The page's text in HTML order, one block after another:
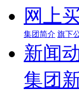
网上
集团简介 旗下
新闻
集团